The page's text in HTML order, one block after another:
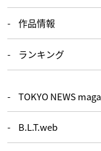
作品情報
ランキング
TOKYO NEWS
B.L.T.web